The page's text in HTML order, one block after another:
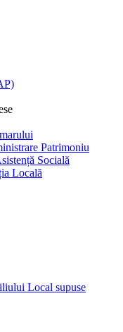
Patrimoniu
Socială
Locală
Local supuse